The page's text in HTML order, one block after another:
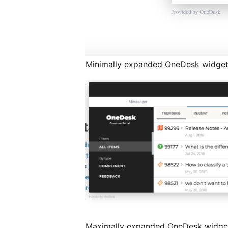
Minimally expanded OneDesk widget